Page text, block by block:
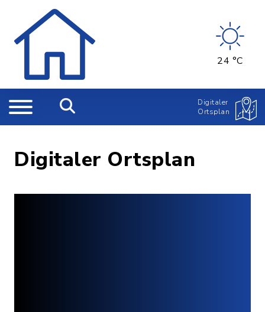
24 °C
Digitaler
Ortsplan
Digitaler Ortsplan